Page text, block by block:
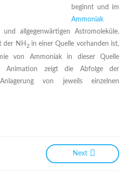
beginnt und im
Ammoniak
allgegenwärtigen Astromoleküle.
der NH 2 in einer Quelle vorhanden ist,
von Ammoniak in dieser Quelle
Animation zeigt die Abfolge der
von jeweils einzelnen
Next